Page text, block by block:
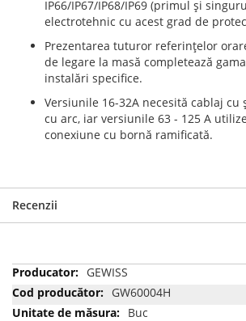
IP66/IP67/IP68/IP69 (primul şi
electrotehnic cu acest grad de
Prezentarea tuturor referinţelor
de legare la masă completează
instalări specifice.
Versiunile 16-32A necesită cablaj
cu arc, iar versiunile 63 - 125 A
conexiune cu bornă ramificată.
Recenzii
Mai
multe
informatii
GEWISS
GW60004H
Buc